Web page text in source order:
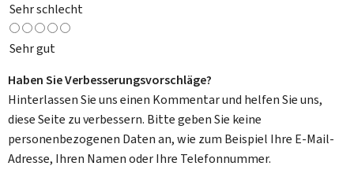
Sehr schlecht
Sehr gut
Haben Sie Verbesserungsvorschläge?
Hinterlassen Sie uns einen Kommentar und helfen Sie uns,
diese Seite zu verbessern. Bitte geben Sie keine
personenbezogenen Daten an, wie zum Beispiel Ihre E-Mail-
Adresse, Ihren Namen oder Ihre Telefonnummer.